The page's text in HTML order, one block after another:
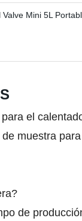
el
muestra
de